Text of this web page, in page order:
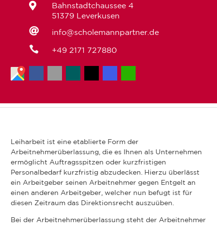

Bahnstadtchaussee 4
51379 Leverkusen
 info@scholemannpartner.de
 +49 2171 727880
Leiharbeit ist eine etablierte Form der
Arbeitnehmerüberlassung, die es Ihnen als Unternehmen
ermöglicht Auftragsspitzen oder kurzfristigen
Personalbedarf kurzfristig abzudecken. Hierzu überlässt
ein Arbeitgeber seinen Arbeitnehmer gegen Entgelt an
einen anderen Arbeitgeber, welcher nun befugt ist für
diesen Zeitraum das Direktionsrecht auszuüben.
Bei der Arbeitnehmerüberlassung steht der Arbeitnehmer